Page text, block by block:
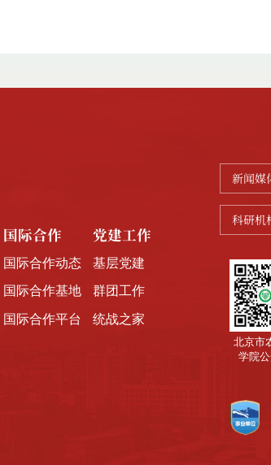
国际合作
国际合作动态
国际合作基地
国际合作平台
党建工作
基层党建
群团工作
统战之家
新闻媒
科研机
北京市
学院